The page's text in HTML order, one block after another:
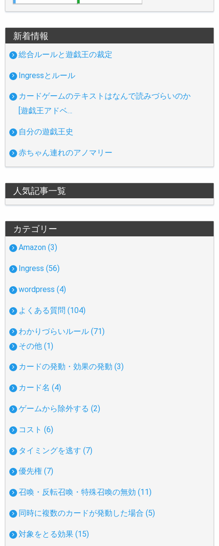
新着情報
総合ルールと遊戯王の裁定
Ingressとルール
カードゲームのテキストはなんで読みづらいのか
[遊戯王アドベ…
自分の遊戯王史
赤ちゃん連れのアノマリー
人気記事一覧
カテゴリー
Amazon (3)
Ingress (56)
wordpress (4)
よくある質問 (104)
わかりづらいルール (71)
その他 (1)
カードの発動・効果の発動 (3)
カード名 (4)
ゲームから除外する (2)
コスト (6)
タイミングを逃す (7)
優先権 (7)
召喚・反転召喚・特殊召喚の無効 (11)
同時に複数のカードが発動した場合 (5)
対象をとる効果 (15)